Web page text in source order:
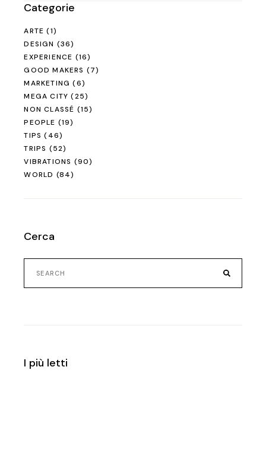
Categorie
ARTE (1)
DESIGN (36)
EXPERIENCE (16)
GOOD MAKERS (7)
MARKETING (6)
MEGA CITY (25)
NON CLASSÉ (15)
PEOPLE (19)
TIPS (46)
TRIPS (52)
VIBRATIONS (90)
WORLD (84)
Cerca
I più letti